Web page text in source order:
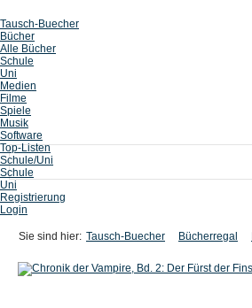
Tausch-Buecher
Bücher
Alle Bücher
Schule
Uni
Medien
Filme
Spiele
Musik
Software
Top-Listen
Schule/Uni
Schule
Uni
Registrierung
Login
Sie sind hier: Tausch-Buecher Bücherregal